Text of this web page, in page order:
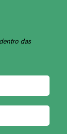
das